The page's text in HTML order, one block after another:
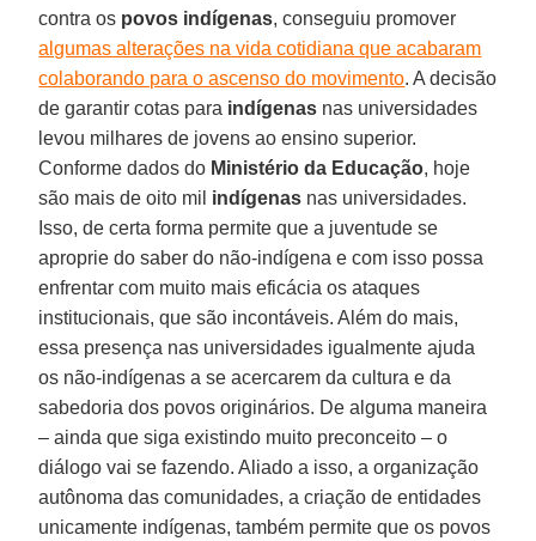
contra os povos indígenas, conseguiu promover
algumas alterações na vida cotidiana que acabaram
colaborando para o ascenso do movimento. A decisão
de garantir cotas para indígenas nas universidades
levou milhares de jovens ao ensino superior.
Conforme dados do Ministério da Educação, hoje
são mais de oito mil indígenas nas universidades.
Isso, de certa forma permite que a juventude se
aproprie do saber do não-indígena e com isso possa
enfrentar com muito mais eficácia os ataques
institucionais, que são incontáveis. Além do mais,
essa presença nas universidades igualmente ajuda
os não-indígenas a se acercarem da cultura e da
sabedoria dos povos originários. De alguma maneira
– ainda que siga existindo muito preconceito – o
diálogo vai se fazendo. Aliado a isso, a organização
autônoma das comunidades, a criação de entidades
unicamente indígenas, também permite que os povos